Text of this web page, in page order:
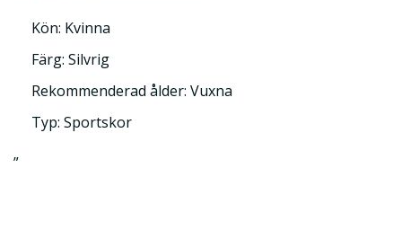
Kön: Kvinna
Färg: Silvrig
Rekommenderad ålder: Vuxna
Typ: Sportskor
”